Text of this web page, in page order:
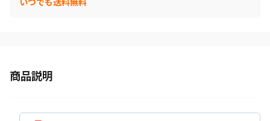
いつでも送料無料
商品説明